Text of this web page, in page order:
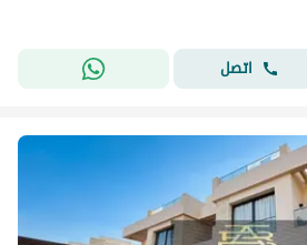
اتصل